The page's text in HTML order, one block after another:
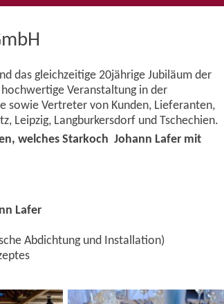
das gleichzeitige 20jährige Jubiläum der
Veranstaltung in der
sowie Vertreter von Kunden, Lieferanten,
Leipzig, Langburkersdorf und Tschechien.
welches Starkoch Johann Lafer mit
Lafer
Abdichtung und Installation)